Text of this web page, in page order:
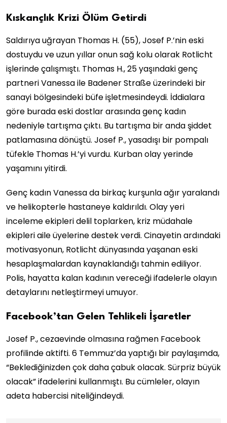
Kıskançlık Krizi Ölüm Getirdi
Saldırıya uğrayan Thomas H. (55), Josef P.’nin eski
dostuydu ve uzun yıllar onun sağ kolu olarak Rotlicht
işlerinde çalışmıştı. Thomas H., 25 yaşındaki genç
partneri Vanessa ile Badener Straße üzerindeki bir
sanayi bölgesindeki büfe işletmesindeydi. İddialara
göre burada eski dostlar arasında genç kadın
nedeniyle tartışma çıktı. Bu tartışma bir anda şiddet
patlamasına dönüştü. Josef P., yasadışı bir pompalı
tüfekle Thomas H.’yi vurdu. Kurban olay yerinde
yaşamını yitirdi.
Genç kadın Vanessa da birkaç kurşunla ağır yaralandı
ve helikopterle hastaneye kaldırıldı. Olay yeri
inceleme ekipleri delil toplarken, kriz müdahale
ekipleri aile üyelerine destek verdi. Cinayetin ardındaki
motivasyonun, Rotlicht dünyasında yaşanan eski
hesaplaşmalardan kaynaklandığı tahmin ediliyor.
Polis, hayatta kalan kadının vereceği ifadelerle olayın
detaylarını netleştirmeyi umuyor.
Facebook’tan Gelen Tehlikeli İşaretler
Josef P., cezaevinde olmasına rağmen Facebook
profilinde aktifti. 6 Temmuz’da yaptığı bir paylaşımda,
“Beklediğinizden çok daha çabuk olacak. Sürpriz büyük
olacak” ifadelerini kullanmıştı. Bu cümleler, olayın
adeta habercisi niteliğindeydi.